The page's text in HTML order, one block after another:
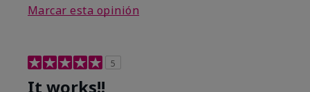
Marcar esta opinión
5
It works!!